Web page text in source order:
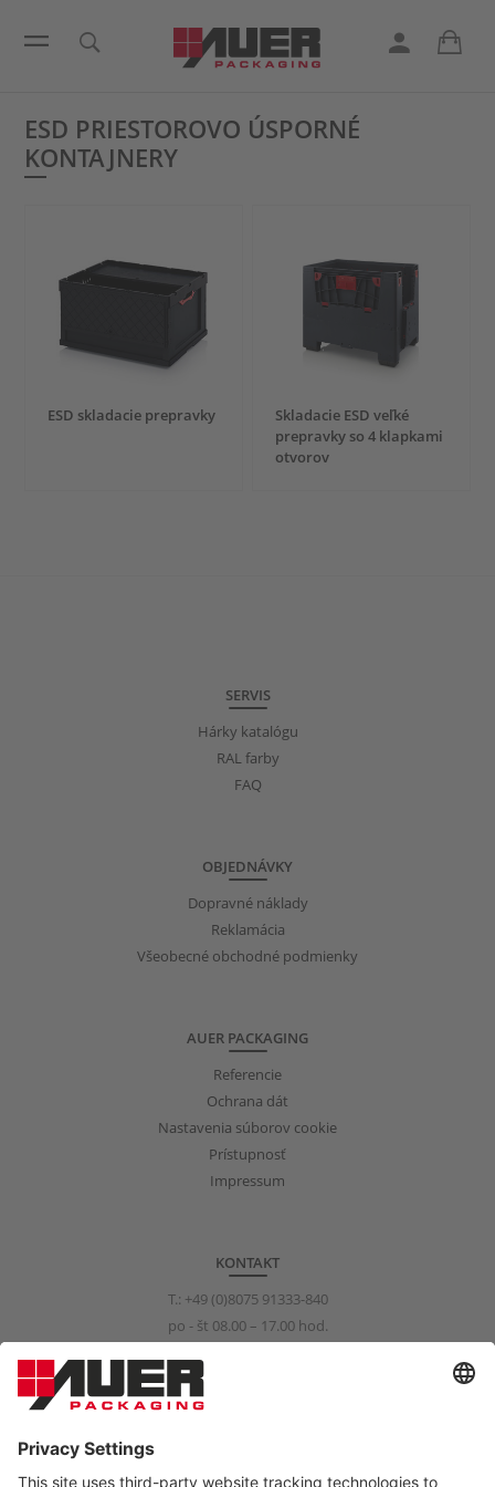
ESD PRIESTOROVO ÚSPORNÉ
KONTAJNERY
ESD skladacie prepravky
Skladacie ESD veľké
prepravky so 4 klapkami
otvorov
SERVIS
Hárky katalógu
RAL farby
FAQ
OBJEDNÁVKY
Dopravné náklady
Reklamácia
Všeobecné obchodné podmienky
AUER PACKAGING
Referencie
Ochrana dát
Nastavenia súborov cookie
Prístupnosť
Impressum
KONTAKT
T.: +49 (0)8075 91333-840
po - št 08.00 – 17.00 hod.
info@auer-packaging.com